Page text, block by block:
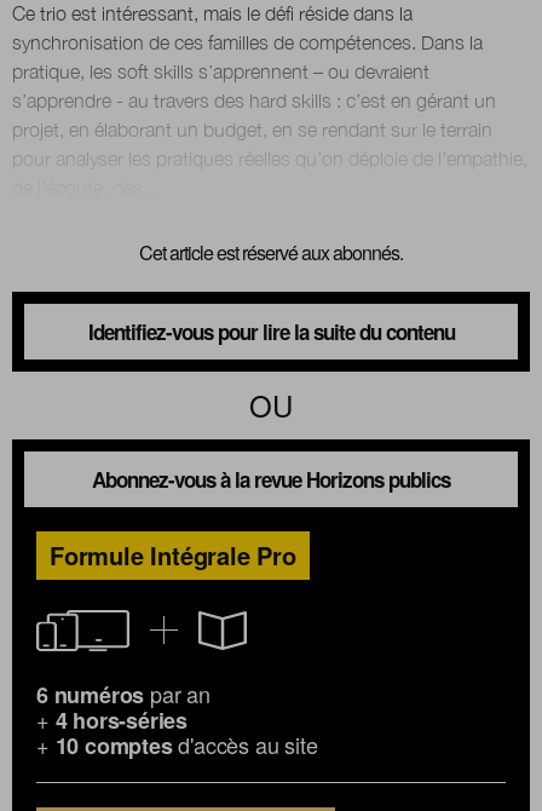
Ce trio est intéressant, mais le défi réside dans la
synchronisation de ces familles de compétences. Dans la
pratique, les soft skills s’apprennent – ou devraient
s’apprendre - au travers des hard skills : c’est en gérant un
projet, en élaborant un budget, en se rendant sur le terrain
pour analyser les pratiques réelles qu’on déploie de l’empathie,
Cet article est réservé aux abonnés.
Identifiez-vous pour lire la suite du contenu
OU
Abonnez-vous à la revue Horizons publics
Formule Intégrale Pro
6 numéros par an
+ 4 hors-séries
+ 10 comptesd'accès au site